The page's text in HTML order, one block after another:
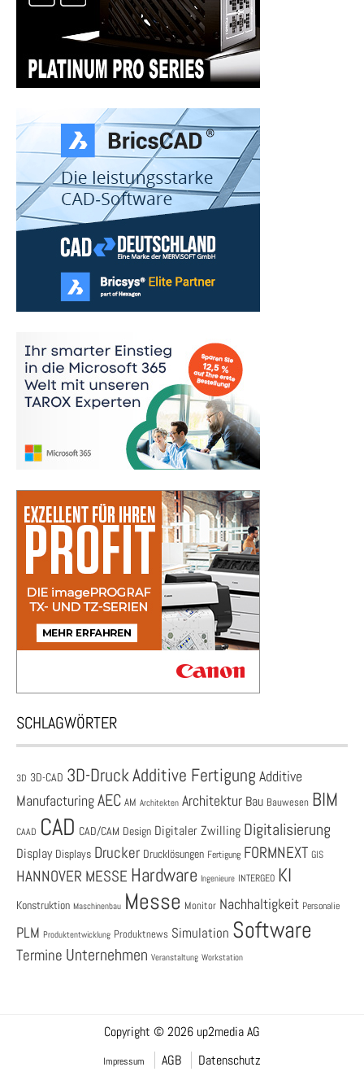
SCHLAGWÖRTER
3D 3D-CAD 3D-DruckAdditive Fertigung Additive
ManufacturingAEC AM Architekten Architektur Bau Bauwesen BIM
CAAD CAD CAD/CAM Design Digitaler Zwilling Digitalisierung
Display Displays Drucker Drucklösungen Fertigung FORMNEXT GIS
HANNOVER MESSE Hardware Ingenieure INTERGEO KI
Konstruktion Maschinenbau Messe Monitor Nachhaltigkeit Personalie
PLM Produktentwicklung Produktnews Simulation Software
Termine Unternehmen Veranstaltung Workstation
Copyright © 2026 up2media AG
Impressum AGB Datenschutz